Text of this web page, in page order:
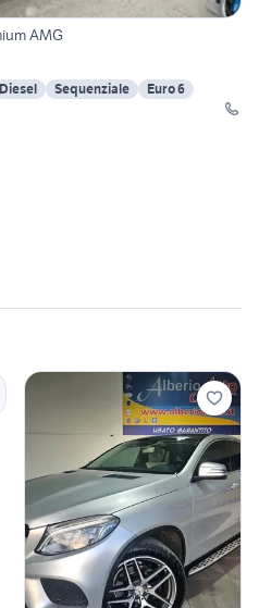
AMG
Diesel Sequenziale
Euro 6